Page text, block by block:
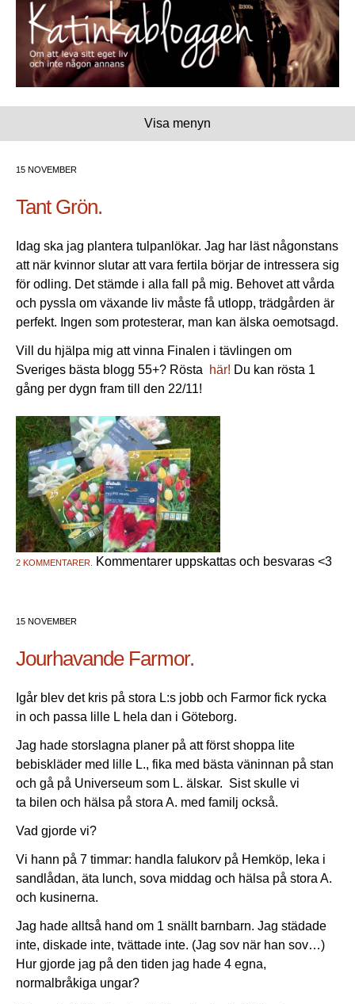
Visa menyn
15 NOVEMBER
Tant Grön.
Idag ska jag plantera tulpanlökar. Jag har läst någonstans
att när kvinnor slutar att vara fertila börjar de intressera sig
för odling. Det stämde i alla fall på mig. Behovet att vårda
och pyssla om växande liv måste få utlopp, trädgården är
perfekt. Ingen som protesterar, man kan älska oemotsagd.
Vill du hjälpa mig att vinna Finalen i tävlingen om
Sveriges bästa blogg 55+? Rösta
här! Du kan rösta 1
gång per dygn fram till den 22/11!
2 KOMMENTARER. Kommentarer uppskattas och besvaras <3
15 NOVEMBER
Jourhavande Farmor.
Igår blev det kris på stora L:s jobb och Farmor fick rycka
in och passa lille L hela dan i Göteborg.
Jag hade storslagna planer på att först shoppa lite
bebiskläder med lille L., fika med bästa väninnan på stan
och gå på Universeum som L. älskar. Sist skulle vi
ta bilen och hälsa på stora A. med familj också.
Vad gjorde vi?
Vi hann på 7 timmar: handla falukorv på Hemköp, leka i
sandlådan, äta lunch, sova middag och hälsa på stora A.
och kusinerna.
Jag hade alltså hand om 1 snällt barnbarn. Jag städade
inte, diskade inte, tvättade inte. (Jag sov när han sov…)
Hur gjorde jag på den tiden jag hade 4 egna,
normalbråkiga ungar?